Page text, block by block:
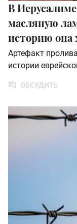
В
масляную
историю она
Артефакт
истории
ОБСУДИТЬ